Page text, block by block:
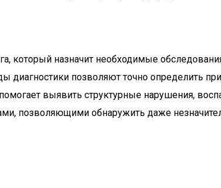
назначит необходимые
позволяют точно определить
выявить структурные нарушения,
позволяющими обнаружить даже